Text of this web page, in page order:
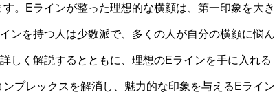
。Eラインが整った理想的な横顔は、第一印象を大き
ンを持つ人は少数派で、多くの人が自分の横顔に悩ん
しく解説するとともに、理想のEラインを手に入れる
プレックスを解消し、魅力的な印象を与えるEライン